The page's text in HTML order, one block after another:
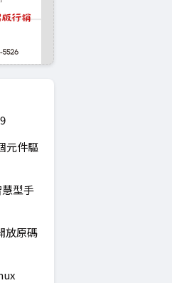
元件驅
型手
放原碼